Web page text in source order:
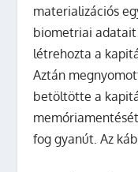
materializációs
biometriai
létrehozta a
Aztán
betöltötte a
fog gyanút. Az